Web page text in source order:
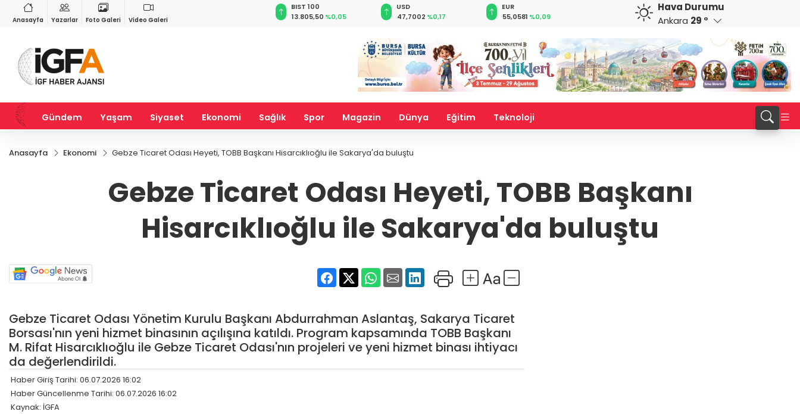
Anasayfa Yazarlar Foto Galeri Video Galeri
%-0,22
0,0018%0,32
BIST 100
13.805,50 %0,05
USD
47,7002 %0,17
EUR
55,0581 %0,09 %0,05
CHF
58,8383
Hava Durumu
Ankara 29 °
Gündem Yaşam Siyaset Ekonomi Sağlık Spor Magazin Dünya Eğitim Teknoloji
Anasayfa Ekonomi Gebze Ticaret Odası Heyeti, TOBB Başkanı Hisarcıklıoğlu ile Sakarya'da buluştu
Gebze Ticaret Odası Heyeti, TOBB Başkanı
Hisarcıklıoğlu ile Sakarya'da buluştu
Gebze Ticaret Odası Yönetim Kurulu Başkanı Abdurrahman Aslantaş, Sakarya Ticaret
Borsası'nın yeni hizmet binasının açılışına katıldı. Program kapsamında TOBB Başkanı
M. Rifat Hisarcıklıoğlu ile Gebze Ticaret Odası'nın projeleri ve yeni hizmet binası ihtiyacı
da değerlendirildi.
Haber Giriş Tarihi: 06.07.2026 16:02
Haber Güncellenme Tarihi: 06.07.2026 16:02
Kaynak: İGFA